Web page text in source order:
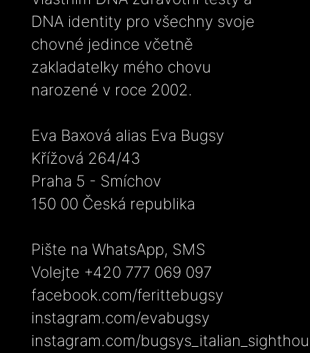
DNA identity pro všechny svoje
chovné jedince včetně
zakladatelky mého chovu
narozené v roce 2002.
Eva Baxová alias Eva Bugsy
Křížová 264/43
Praha 5 - Smíchov
150 00 Česká republika
Pište na WhatsApp, SMS
Volejte +420 777 069 097
facebook.com/ferittebugsy
instagram.com/evabugsy
instagram.com/